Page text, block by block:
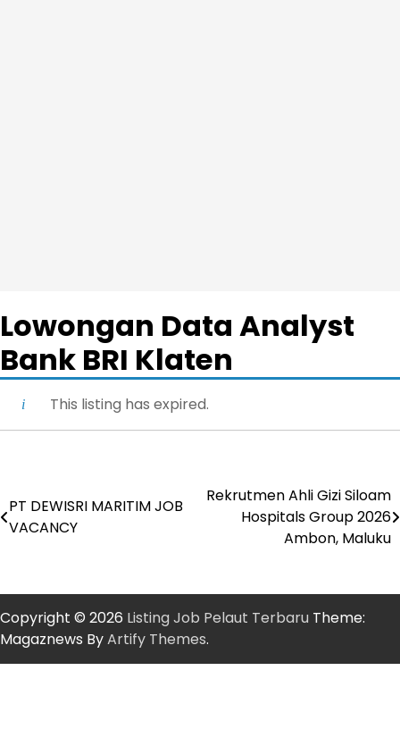
Lowongan Data Analyst
Bank BRI Klaten
This listing has expired.
Post
navigation
PT DEWISRI MARITIM JOB
VACANCY
Rekrutmen Ahli Gizi Siloam
Hospitals Group 2026
Ambon, Maluku
Copyright © 2026 Listing Job Pelaut Terbaru Theme:
Magaznews ByArtify Themes.